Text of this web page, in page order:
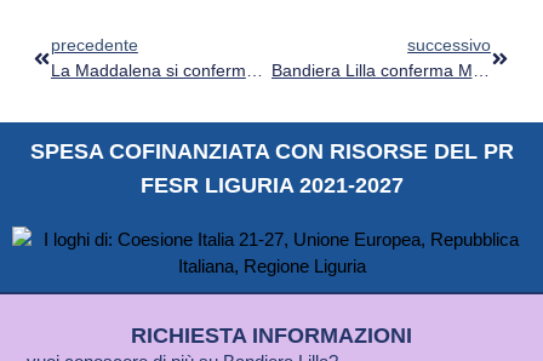
precedente
La Maddalena si conferma Bandiera Lilla per l’accessibilità
successivo
Bandiera Lilla conferma Marciana Marina: un esempio di turismo accessibile all’Isola d’Elba
SPESA COFINANZIATA CON RISORSE DEL PR
FESR LIGURIA 2021-2027
RICHIESTA INFORMAZIONI